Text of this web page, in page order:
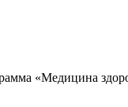
«Медицина